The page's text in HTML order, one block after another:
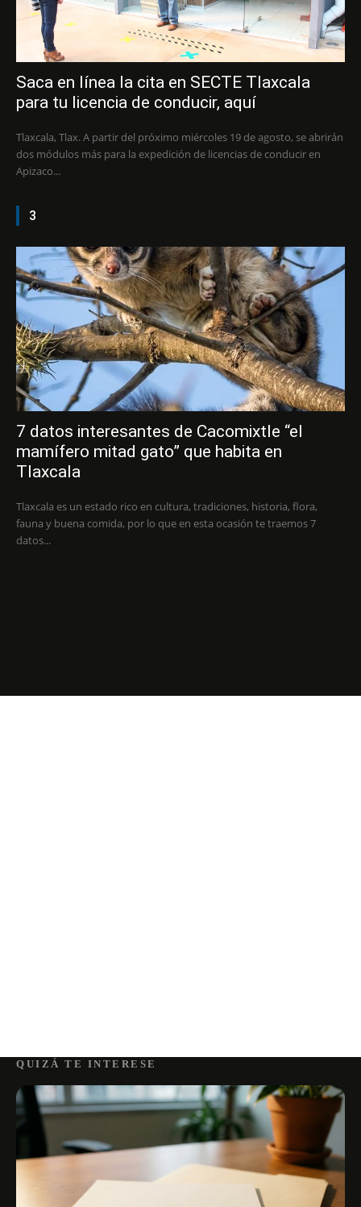
Saca en línea la cita en SECTE Tlaxcala
para tu licencia de conducir, aquí
Tlaxcala, Tlax. A partir del próximo miércoles 19 de agosto, se abrirán
dos módulos más para la expedición de licencias de conducir en
Apizaco...
3
7 datos interesantes de Cacomixtle “el
mamífero mitad gato” que habita en
Tlaxcala
Tlaxcala es un estado rico en cultura, tradiciones, historia, flora,
fauna y buena comida, por lo que en esta ocasión te traemos 7
datos...
QUIZÁ TE INTERESE